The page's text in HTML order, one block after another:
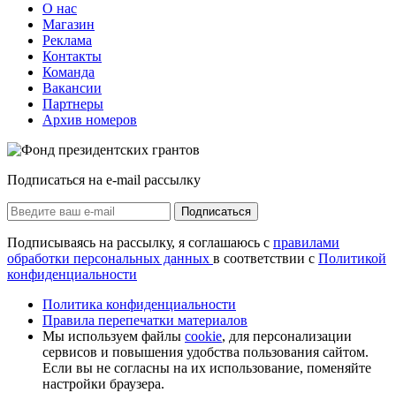
О нас
Магазин
Реклама
Контакты
Команда
Вакансии
Партнеры
Архив номеров
Подписаться на e-mail рассылку
Подписаться
Подписываясь на рассылку, я соглашаюсь с правилами
обработки персональных данных в соответствии с Политикой
конфиденциальности
Политика конфиденциальности
Правила перепечатки материалов
Мы используем файлы cookie, для персонализации
сервисов и повышения удобства пользования сайтом.
Если вы не согласны на их использование, поменяйте
настройки браузера.